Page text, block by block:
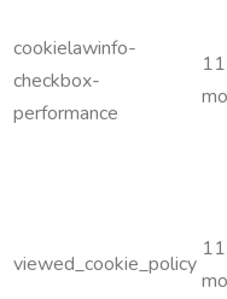
cookielawinfo-
checkbox-
performance
11
viewed_cookie_policy
11